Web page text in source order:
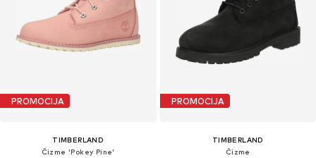
PROMOCIJA
TIMBERLAND
Čizme 'Pokey Pine'
PROMOCIJA
TIMBERLAND
Čizme